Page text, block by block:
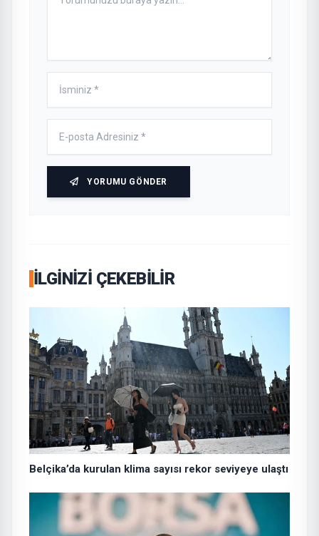
YORUMU GÖNDER
İLGINIZI ÇEKEBILIR
Belçika’da kurulan klima sayısı rekor seviyeye ulaştı